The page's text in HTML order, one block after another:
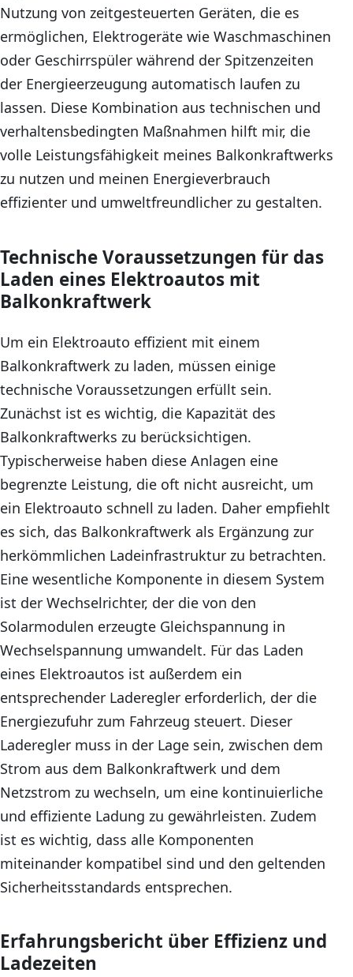
Nutzung von zeitgesteuerten Geräten, die es
ermöglichen, Elektrogeräte wie Waschmaschinen
oder Geschirrspüler während der Spitzenzeiten
der Energieerzeugung automatisch laufen zu
lassen. Diese Kombination aus technischen und
verhaltensbedingten Maßnahmen hilft mir, die
volle Leistungsfähigkeit meines Balkonkraftwerks
zu nutzen und meinen Energieverbrauch
effizienter und umweltfreundlicher zu gestalten.
Technische Voraussetzungen für das
Laden eines Elektroautos mit
Balkonkraftwerk
Um ein Elektroauto effizient mit einem
Balkonkraftwerk zu laden, müssen einige
technische Voraussetzungen erfüllt sein.
Zunächst ist es wichtig, die Kapazität des
Balkonkraftwerks zu berücksichtigen.
Typischerweise haben diese Anlagen eine
begrenzte Leistung, die oft nicht ausreicht, um
ein Elektroauto schnell zu laden. Daher empfiehlt
es sich, das Balkonkraftwerk als Ergänzung zur
herkömmlichen Ladeinfrastruktur zu betrachten.
Eine wesentliche Komponente in diesem System
ist der Wechselrichter, der die von den
Solarmodulen erzeugte Gleichspannung in
Wechselspannung umwandelt. Für das Laden
eines Elektroautos ist außerdem ein
entsprechender Laderegler erforderlich, der die
Energiezufuhr zum Fahrzeug steuert. Dieser
Laderegler muss in der Lage sein, zwischen dem
Strom aus dem Balkonkraftwerk und dem
Netzstrom zu wechseln, um eine kontinuierliche
und effiziente Ladung zu gewährleisten. Zudem
ist es wichtig, dass alle Komponenten
miteinander kompatibel sind und den geltenden
Sicherheitsstandards entsprechen.
Erfahrungsbericht über Effizienz und
Ladezeiten